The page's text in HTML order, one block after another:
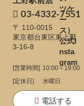
03-4332-7551
〒 110-0015
東京都台東区東上野
3-16-8
[営業時間] 10:00～19:00
[定休日]
水曜日
電話する